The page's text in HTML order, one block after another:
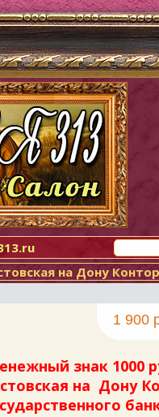
на Дону
1 900
знак 1000
на Дону